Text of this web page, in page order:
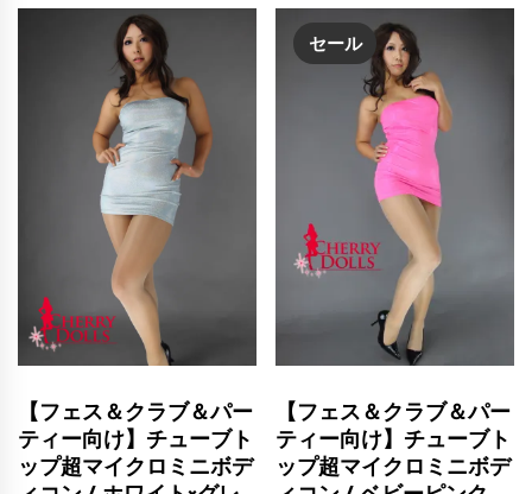
【フェス＆クラブ＆パー
ティー向け】チューブト
ップ超マイクロミニボデ
セール
【フェス＆クラブ＆パー
ティー向け】チューブト
ップ超マイクロミニボデ